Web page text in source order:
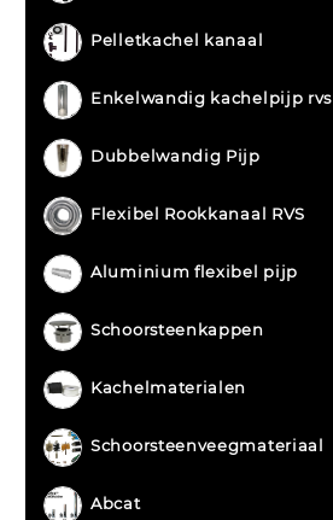
Pelletkachel kanaal
Enkelwandig kachelpijp rvs
Dubbelwandig Pijp
Flexibel Rookkanaal RVS
Aluminium flexibel pijp
Schoorsteenkappen
Kachelmaterialen
Schoorsteenveegmateriaal
Abcat